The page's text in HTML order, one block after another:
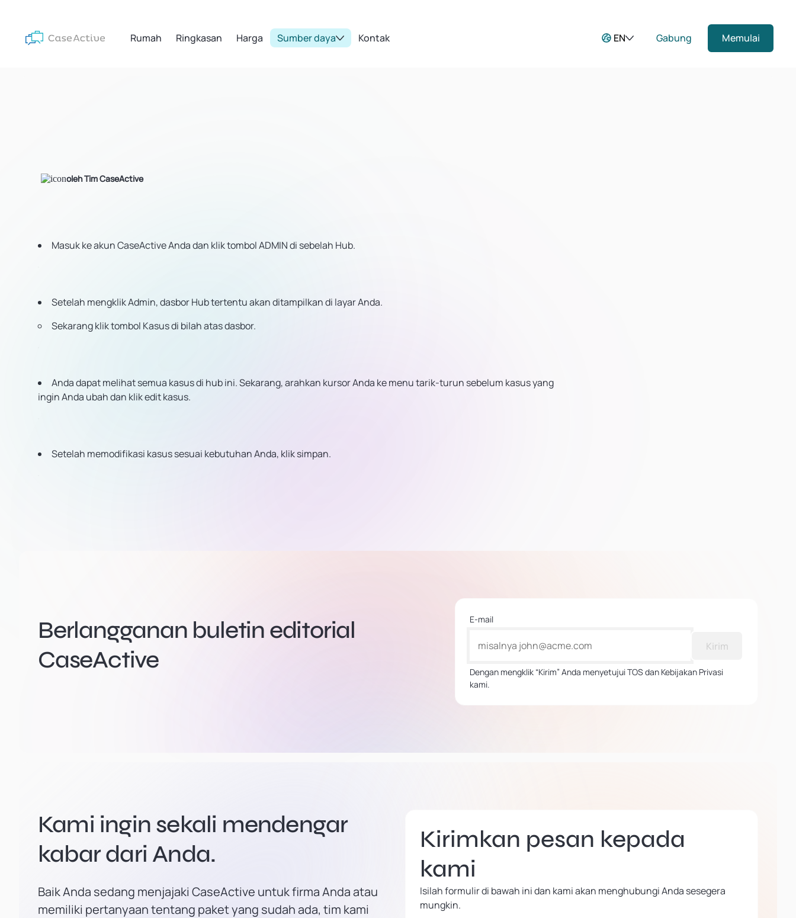
Rumah Ringkasan Harga Sumber daya Kontak EN Gabung Memulai
oleh Tim CaseActive
Masuk ke akun CaseActive Anda dan klik tombol ADMIN di sebelah Hub.
Setelah mengklik Admin, dasbor Hub tertentu akan ditampilkan di layar Anda.
Sekarang klik tombol Kasus di bilah atas dasbor.
Anda dapat melihat semua kasus di hub ini. Sekarang, arahkan kursor Anda ke menu tarik-turun sebelum kasus yang
ingin Anda ubah dan klik edit kasus.
Setelah memodifikasi kasus sesuai kebutuhan Anda, klik simpan.
Berlangganan buletin editorial
CaseActive
E-mail
Kirim
Dengan mengklik “Kirim” Anda menyetujui TOS dan Kebijakan Privasi
kami.
Kami ingin sekali mendengar
kabar dari Anda.
Baik Anda sedang menjajaki CaseActive untuk firma Anda atau
memiliki pertanyaan tentang paket yang sudah ada, tim kami
Kirimkan pesan kepada
kami
Isilah formulir di bawah ini dan kami akan menghubungi Anda sesegera
mungkin.